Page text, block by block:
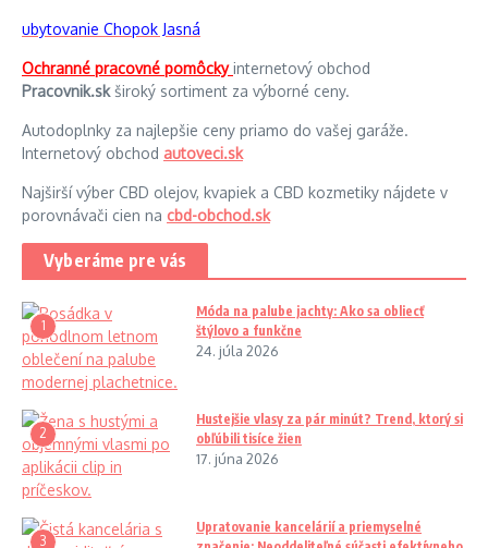
ubytovanie Chopok Jasná
Ochranné pracovné pomôckyinternetový obchod
Pracovnik.skširoký sortiment za výborné ceny.
Autodoplnky za najlepšie ceny priamo do vašej garáže.
Internetový obchod autoveci.sk
Najširší výber CBD olejov, kvapiek a CBD kozmetiky nájdete v
porovnávači cien na cbd-obchod.sk
Vyberáme pre vás
1
Móda na palube jachty: Ako sa obliecť
štýlovo a funkčne
24. júla 2026
2
Hustejšie vlasy za pár minút? Trend, ktorý si
obľúbili tisíce žien
17. júna 2026
3
Upratovanie kancelárií a priemyselné